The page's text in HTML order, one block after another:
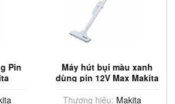
Pin
Máy hút bụi màu xanh
dùng pin 12V Max Makita
Thương hiệu:Makita